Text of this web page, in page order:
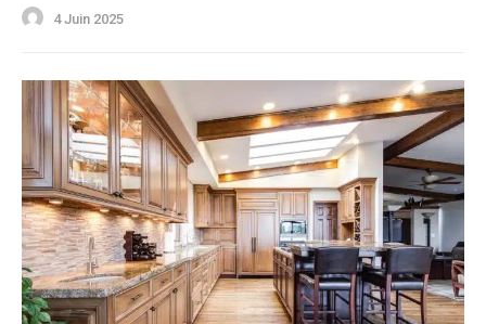
4 Juin 2025